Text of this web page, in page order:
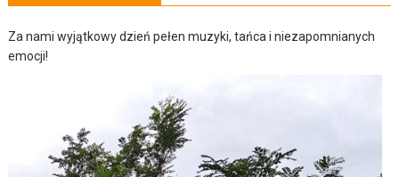
Za nami wyjątkowy dzień pełen muzyki, tańca i niezapomnianych
emocji!